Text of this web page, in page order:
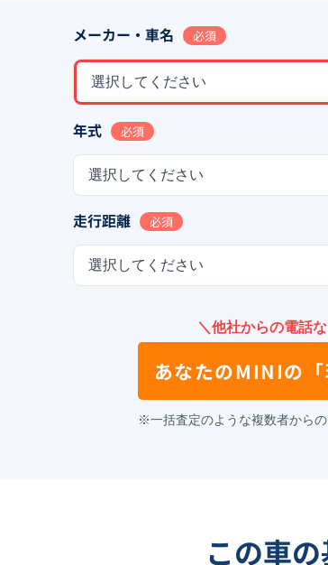
メーカー・車名 必須
選択してください
年式 必須
選択してください
走行距離 必須
選択してください
＼他社からの電話
あなたのMINIの
※一括査定のような複数者から
この車